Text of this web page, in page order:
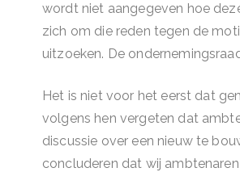
wordt niet aangegeven hoe
zich om die reden tegen de
uitzoeken. De
Het is niet voor het eerst dat
volgens hen vergeten dat
discussie over een nieuw te
concluderen dat wij